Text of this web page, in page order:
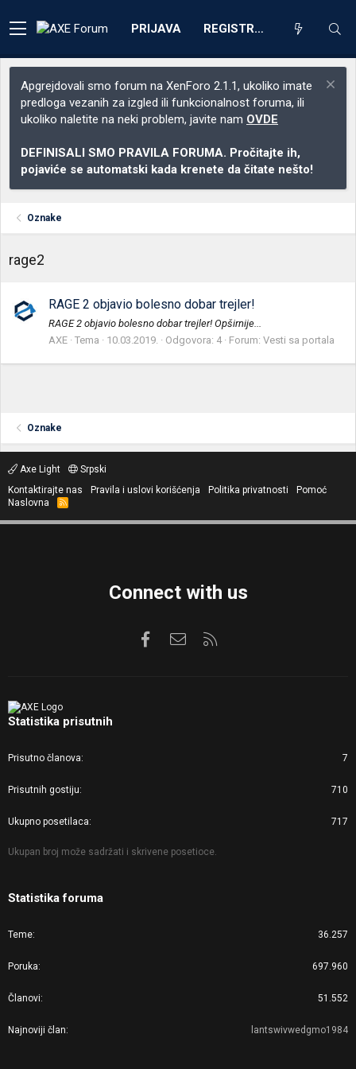
PRIJAVA REGISTRACIJA
Apgrejdovali smo forum na XenForo 2.1.1, ukoliko imate
predloga vezanih za izgled ili funkcionalnost foruma, ili
ukoliko naletite na neki problem, javite nam OVDE
DEFINISALI SMO PRAVILA FORUMA. Pročitajte ih,
pojaviće se automatski kada krenete da čitate nešto!
Oznake
rage2
RAGE 2 objavio bolesno dobar trejler!
RAGE 2 objavio bolesno dobar trejler! Opširnije...
AXE Tema 10.03.2019. Odgovora: 4 Forum: Vesti sa portala
Oznake
Axe Light
Srpski
Kontaktirajte nas
Pravila i uslovi korišćenja Politika privatnosti
Pomoć
Naslovna
R
S
Connect with us
FacebookKontaktirajte nas
Statistika prisutnih
Prisutno članova 7
Prisutnih gostiju 710
Ukupno posetilaca 717
Ukupan broj može sadržati i skrivene posetioce.
Statistika foruma
Teme 36.257
Poruka 697.960
Članovi 51.552
Najnoviji član lantswivwedgmo1984